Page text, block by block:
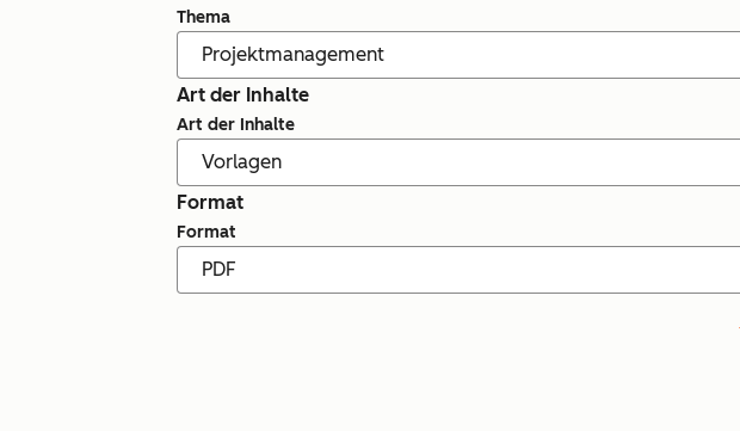
Thema
Art der Inhalte
Art der Inhalte
Format
Format